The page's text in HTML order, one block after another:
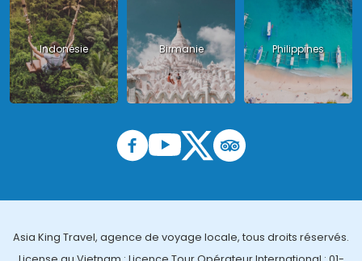
Indonésie Birmanie Philippines
Asia King Travel, agence de voyage locale, tous droits réservés.